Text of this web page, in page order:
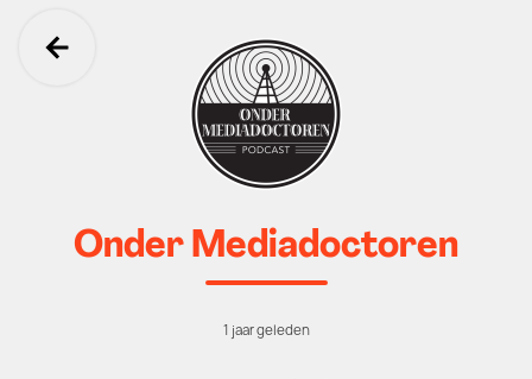
Ga terug
Onder Mediadoctoren
1 jaar geleden